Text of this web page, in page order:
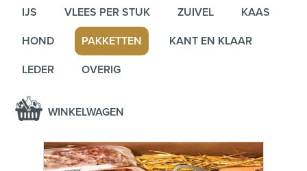
IJS VLEES PER STUK ZUIVEL KAAS
HOND PAKKETTEN KANT EN KLAAR
LEDER OVERIG
WINKELWAGEN